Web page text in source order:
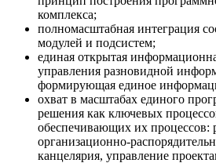
комплекса;
полномасштабная интеграция
модулей и подсистем;
единая открытая
управления разновидной
формирующая единое
охват в масштабах единого
решения как ключевых
обеспечивающих их процессов:
организационно-
канцелярия, управление